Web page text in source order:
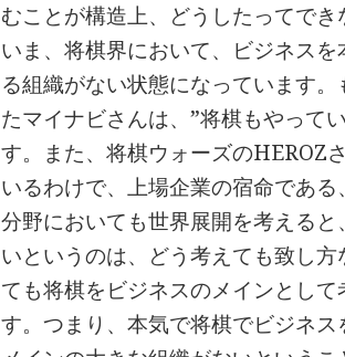
むことが構造上、どうしたってでき
いま、将棋界において、ビジネス
る組織がない状態になっています
たマイナビさんは、”将棋もやって
す。また、将棋ウォーズのHEROZ
いるわけで、上場企業の宿命であ
分野においても世界展開を考える
いというのは、どう考えても致し
ても将棋をビジネスのメインとし
す。つまり、本気で将棋でビジネ